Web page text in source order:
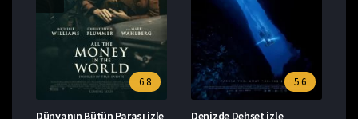
6.8
Dünyanın Bütün Parası izle
5.6
Denizde Dehşet izle